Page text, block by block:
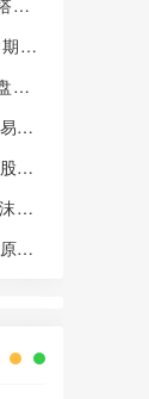
建
货
传
所
票
堆
拓